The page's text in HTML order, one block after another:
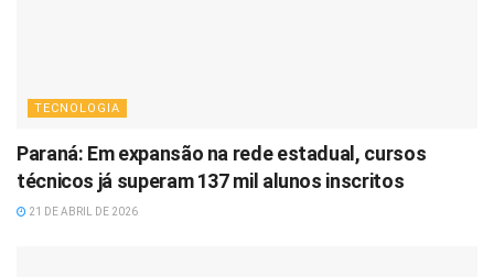
TECNOLOGIA
Paraná: Em expansão na rede estadual, cursos
técnicos já superam 137 mil alunos inscritos
21 DE ABRIL DE 2026